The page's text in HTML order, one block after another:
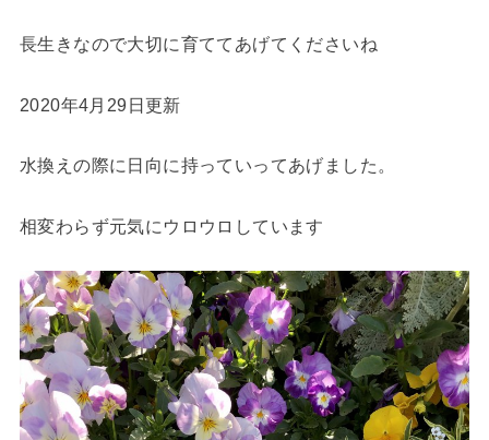
長生きなので大切に育ててあげてくださいね
2020年4月29日更新
水換えの際に日向に持っていってあげました。
相変わらず元気にウロウロしています